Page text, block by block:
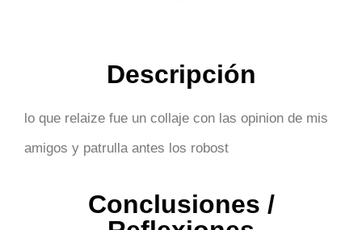
Descripción
lo que relaize fue un collaje con las opinion de mis
amigos y patrulla antes los robost
Conclusiones /